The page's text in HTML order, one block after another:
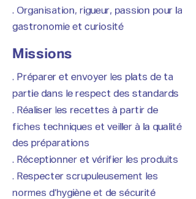
. Organisation, rigueur, passion pour la
gastronomie et curiosité
Missions
. Préparer et envoyer les plats de ta
partie dans le respect des standards
. Réaliser les recettes à partir de
fiches techniques et veiller à la qualité
des préparations
. Réceptionner et vérifier les produits
. Respecter scrupuleusement les
normes d’hygiène et de sécurité